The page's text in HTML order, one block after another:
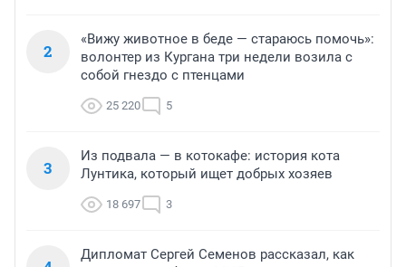
2
«Вижу животное в беде — стараюсь помочь»:
волонтер из Кургана три недели возила с
собой гнездо с птенцами
25 220 5
3
Из подвала — в котокафе: история кота
Лунтика, который ищет добрых хозяев
18 697 3
Дипломат Сергей Семенов рассказал, как